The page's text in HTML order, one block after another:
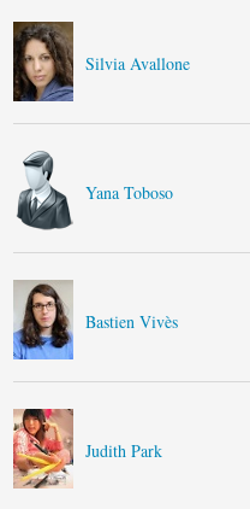
Silvia Avallone
Yana Toboso
Bastien Vivès
Judith Park